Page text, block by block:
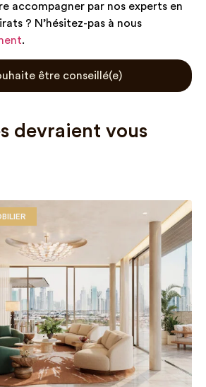
accompagner par nos experts en
? N’hésitez-pas à nous
.
être conseillé(e)
devraient vous